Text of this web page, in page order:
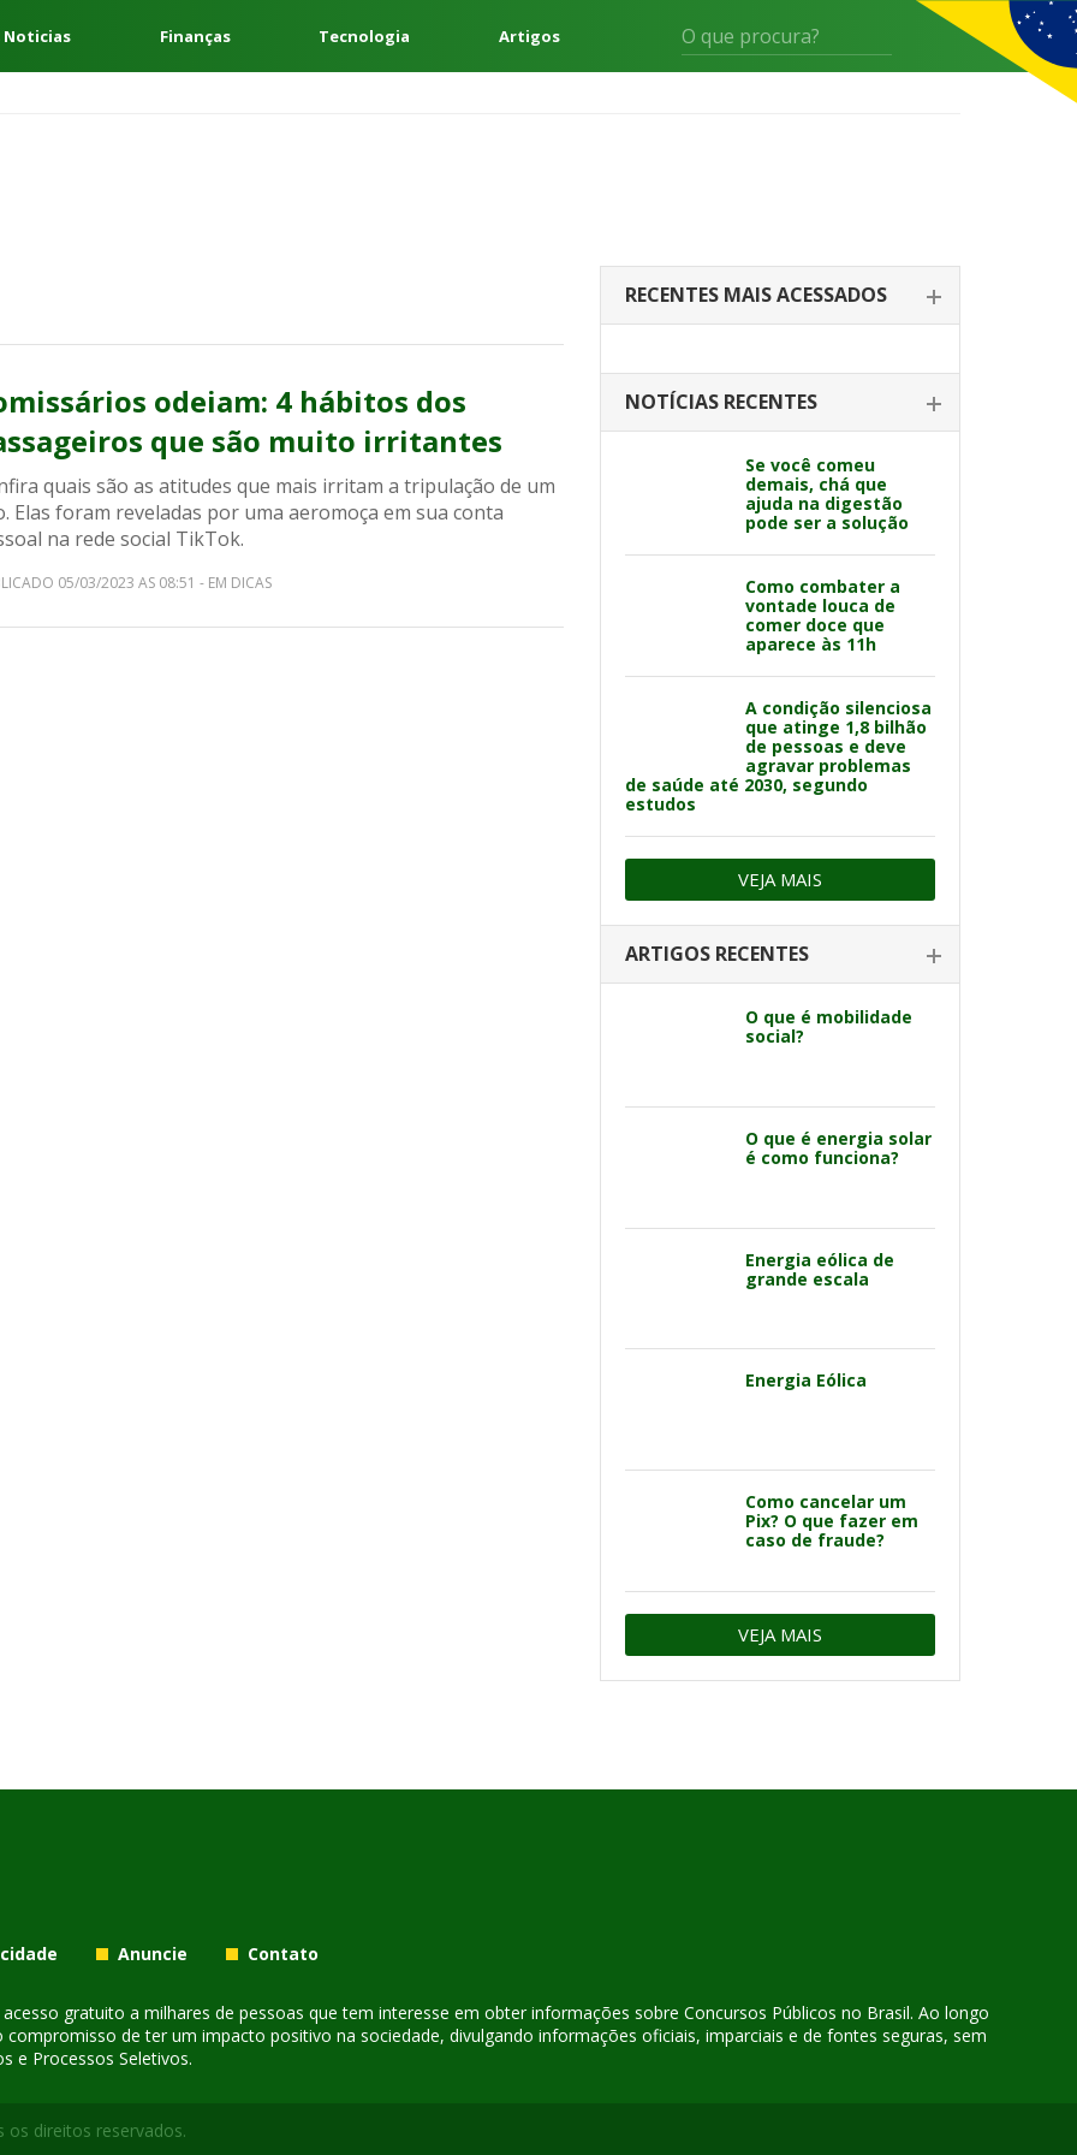
Noticias Finanças Tecnologia Artigos
odeiam: 4 hábitos dos
que são muito irritantes
quais são as atitudes que mais irritam a tripulação de um
Elas foram reveladas por uma aeromoça em sua conta
na rede social TikTok.
05/03/2023 AS 08:51 - EM DICAS
RECENTES MAIS ACESSADOS
NOTÍCIAS RECENTES
Se você comeu
demais, chá que
ajuda na digestão
pode ser a solução
Como combater a
vontade louca de
comer doce que
aparece às 11h
A condição silenciosa
que atinge 1,8 bilhão
de pessoas e deve
agravar problemas
de saúde até 2030, segundo
estudos
VEJA MAIS
ARTIGOS RECENTES
O que é mobilidade
social?
O que é energia solar
é como funciona?
Energia eólica de
grande escala
Energia Eólica
Como cancelar um
Pix? O que fazer em
caso de fraude?
VEJA MAIS
Anuncie Contato
gratuito a milhares de pessoas que tem interesse em obter informações sobre Concursos Públicos no Brasil. Ao longo
de ter um impacto positivo na sociedade, divulgando informações oficiais, imparciais e de fontes seguras, sem
e Processos Seletivos.
os direitos reservados.